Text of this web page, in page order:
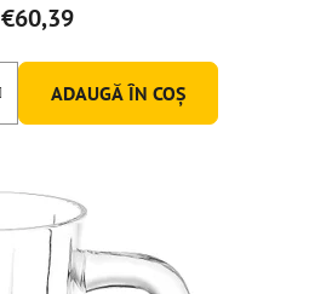
€60,39
ADAUGĂ ÎN COŞ